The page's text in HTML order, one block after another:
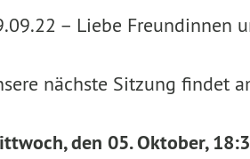
– Liebe Freundinnen
nächste Sitzung findet
den 05. Oktober,